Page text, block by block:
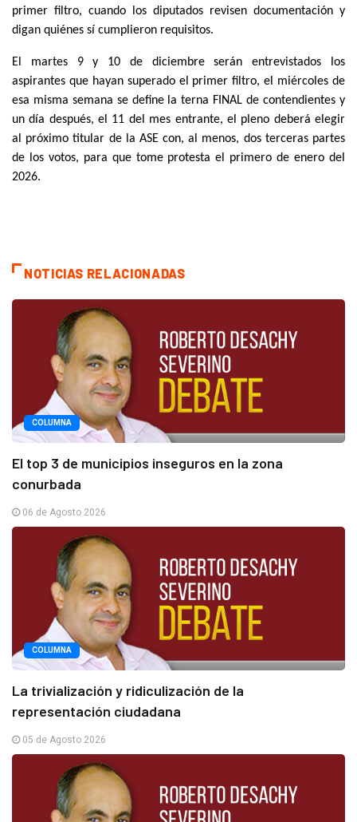
primer filtro, cuando los diputados revisen documentación y
digan quiénes sí cumplieron requisitos.
El martes 9 y 10 de diciembre serán entrevistados los
aspirantes que hayan superado el primer filtro, el miércoles de
esa misma semana se define la terna FINAL de contendientes y
un día después, el 11 del mes entrante, el pleno deberá elegir
al próximo titular de la ASE con, al menos, dos terceras partes
de los votos, para que tome protesta el primero de enero del
2026.
NOTICIAS RELACIONADAS
COLUMNA
El top 3 de municipios inseguros en la zona
conurbada
06 de Agosto 2026
COLUMNA
La trivialización y ridiculización de la
representación ciudadana
05 de Agosto 2026